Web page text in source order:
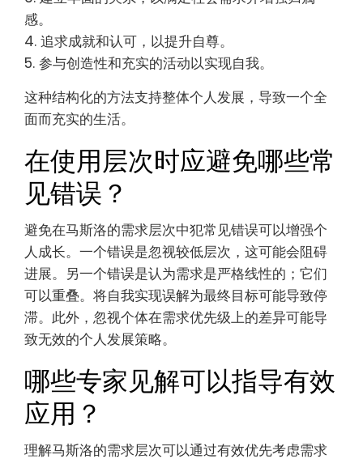
足更高层次的需求，如自尊和自我实现时，他们会
体验到更高的满意度和生活目的感。该框架有助于
识别改进的领域，促进个人发展。
通过层次增强个人成长的策
略是什么？
要通过马斯洛的需求层次增强个人成长，系统地专
注于满足每个层次。从基本的生理需求开始，然后
转向安全、社会联系、自尊，最后是自我实现。
1. 确保基本需求得到满足，如食物、水和住所。
2. 创建一个安全的环境，以促进安全感和稳定性。
3. 建立牢固的关系，以满足社会需求并增强归属
感。
4. 追求成就和认可，以提升自尊。
5. 参与创造性和充实的活动以实现自我。
这种结构化的方法支持整体个人发展，导致一个全
面而充实的生活。
在使用层次时应避免哪些常